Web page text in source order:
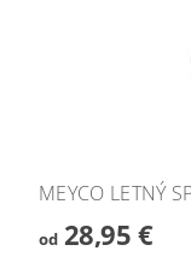
MEYCO LETNÝ
od28,95 €